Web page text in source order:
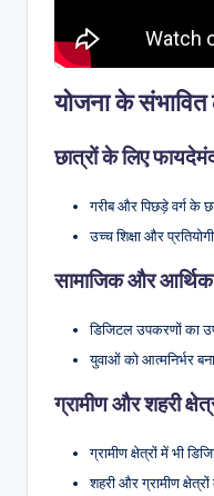
योजना के संभावित
छात्रों के लिए
गरीब और पिछड़े वर्ग के
उच्च शिक्षा और
सामाजिक और
डिजिटल उपकरणों का
युवाओं को आत्मनिर्भर
ग्रामीण और शहरी
ग्रामीण क्षेत्रों में भी
शहरी और ग्रामीण